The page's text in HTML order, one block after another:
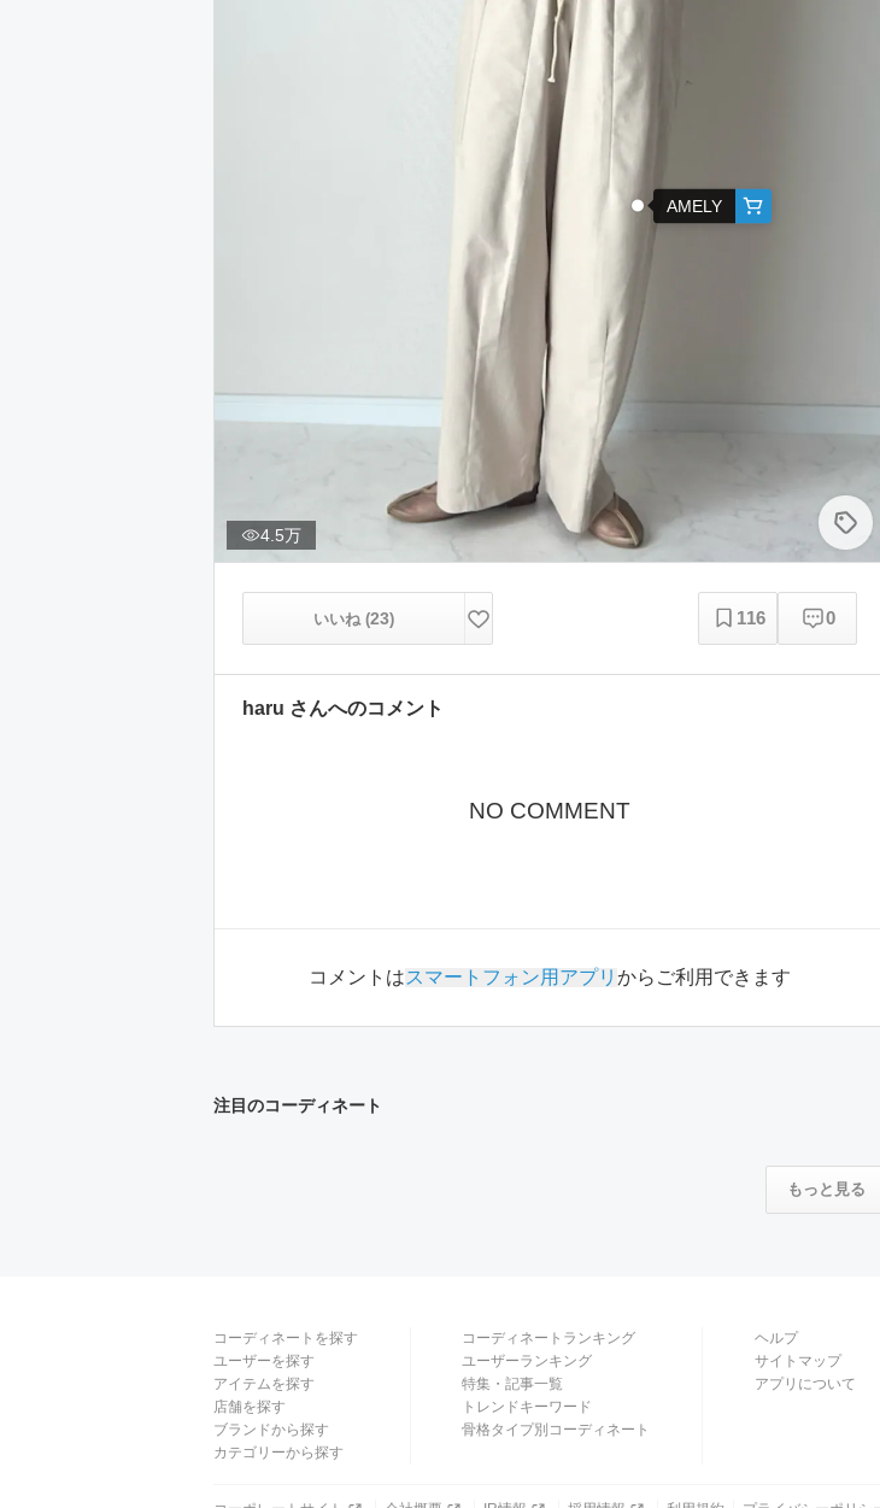
AMELY
4.5万
いいね (23) 116 0
haru さんへのコメント
NO COMMENT
コメントはスマートフォン用アプリ からご利用できます
注目のコーディネート
もっと見る
コーディネートを探す
ユーザーを探す
アイテムを探す
店舗を探す
ブランドから探す
カテゴリーから探す
コーディネートランキング
ユーザーランキング
特集・記事一覧
トレンドキーワード
骨格タイプ別コーディネート
ヘルプ
サイトマップ
アプリについて